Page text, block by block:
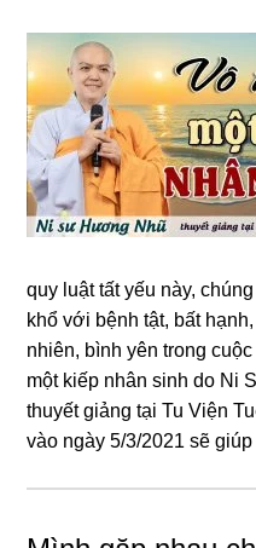
quy luật tất yếu này,
khổ với bệnh tật, bất
nhiên, bình yên trong
một kiếp nhân sinh do Ni
thuyết giảng tại Tu Viện
vào ngày 5/3/2021 sẽ giúp